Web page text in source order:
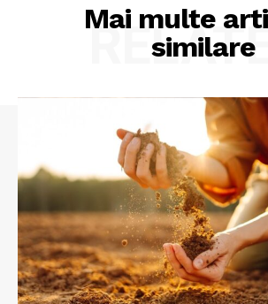
Mai multe
similare